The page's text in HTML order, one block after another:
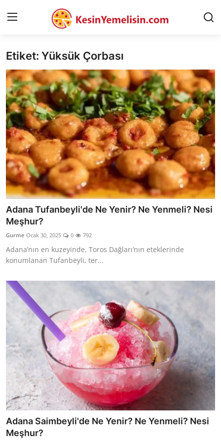
AnaSayfa
Gizlilik Sözleşmesi
Rüya Tabirleri
Diyet & Sağlıklı Beslenme
İletişim
Şehirler
Helal Gıda & Dini Hükümler
Gıda Güvenliği & Bilimi
Kalori & Diyet Rehberi
Mutfak Püf Noktaları & İpuçları
Mekan & Lezzet Rotaları
Temel Gıda ve Ürün Rehberleri
İçecek Kültürü & Barista
Yöresel Tarifler & Ev Yemekleri
Gıda Güvenliği & Sağlık
İçecek Kültürü & Rehberleri
Popüler Kültür & Mutfak Tarihi
Mutfak Temizliği & Pratik Bilgiler
Etiket: Yüksük Çorbası
Adana Tufanbeyli'de Ne Yenir? Ne Yenmeli? Nesi
Meşhur?
Gurme Ocak 30, 2025 0 792
Adana’nın en kuzeyinde, Toros Dağları’nın eteklerinde
konumlanan Tufanbeyli, ter...
Adana Saimbeyli'de Ne Yenir? Ne Yenmeli? Nesi
Meşhur?